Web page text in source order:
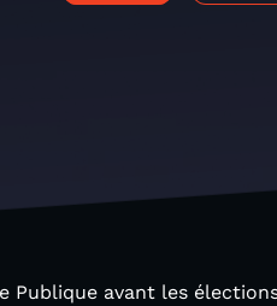
Publique avant les